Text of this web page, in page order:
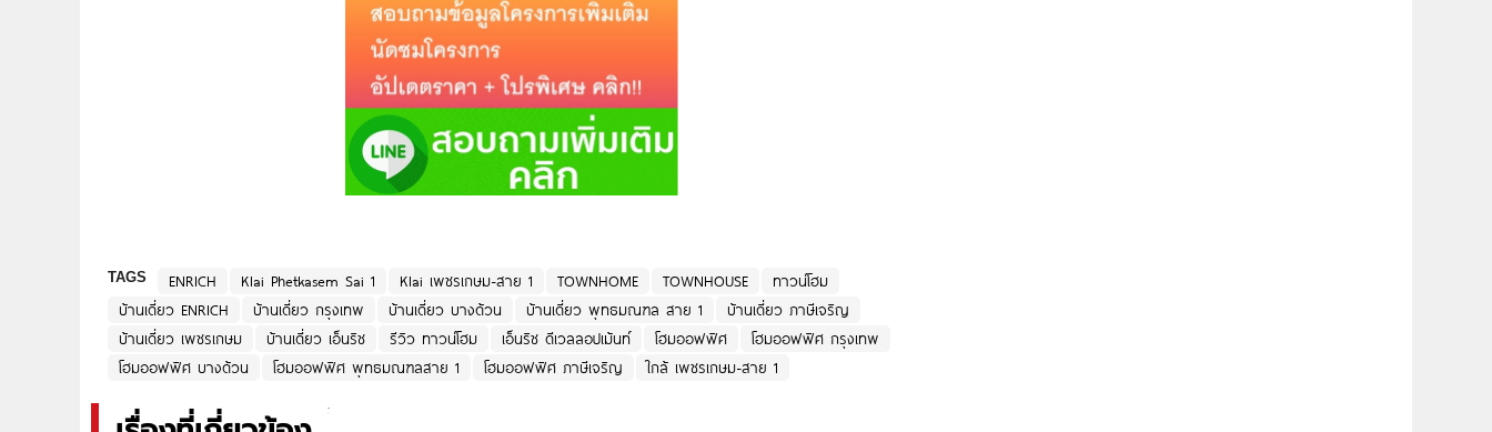
TAGS ENRICH Klai Phetkasem Sai 1 Klai เพชรเกษม-สาย 1 TOWNHOME TOWNHOUSE
ทาวน์โฮม
บ้านเดี่ยว ENRICH
บ้านเดี่ยว กรุงเทพ บ้านเดี่ยว บางด้วน บ้านเดี่ยว พุทธมณฑล สาย 1
บ้านเดี่ยว ภาษีเจริญ
บ้านเดี่ยว เพชรเกษม
บ้านเดี่ยว เอ็นริช รีวิว ทาวน์โฮม เอ็นริช ดีเวลลอปเม้นท์ โฮมออฟฟิศ
โฮมออฟฟิศ กรุงเทพ
โฮมออฟฟิศ บางด้วน
โฮมออฟฟิศ พุทธมณฑลสาย 1 โฮมออฟฟิศ ภาษีเจริญ ใกล้ เพชรเกษม-สาย 1